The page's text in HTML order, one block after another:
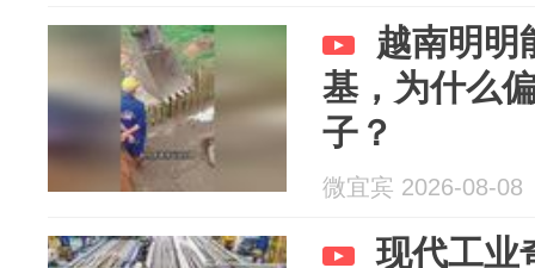
越南明明
基，为什么
子？
微宜宾 2026-08-08
现代工业